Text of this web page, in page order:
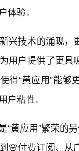
体验。
兴技术的涌现
用户提供了更
得“黄应用”能
户粘性。
“黄应用”繁荣的
🌸付费订阅、